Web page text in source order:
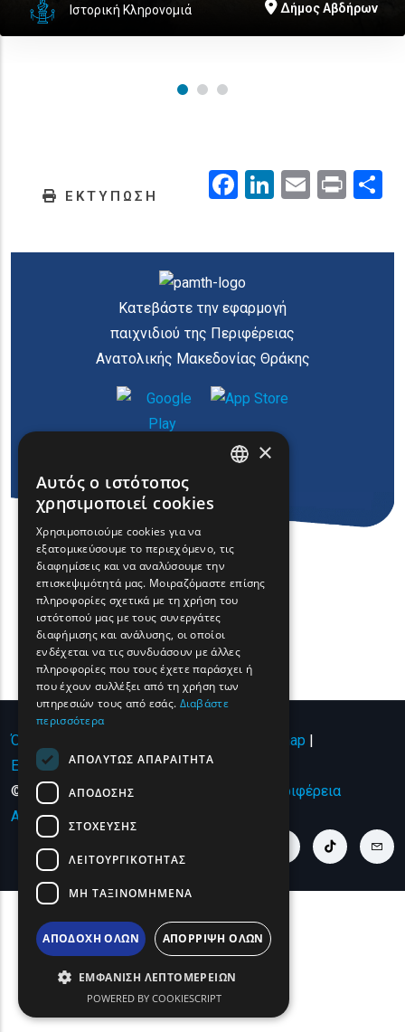
Ιστορική Κληρονομιά Δήμος Αβδήρων
ΕΚΤΥΠΩΣΗ Facebook
LinkedIn
EmailPrint
Κατεβάστε την εφαρμογή
παιχνιδιού της Περιφέρειας
Ανατολικής Μακεδονίας Θράκης
Όροι χρήσης | Πολιτική Απορρήτου Sitemap
Επικοινωνία
© Copyright 2024 - All Rights Reserved
Περιφέρεια
Ανατολικής Μακεδονίας και Θράκης
linkedin linkinstagram link
tiktok link
FRENCH
BULGARIAN
ROMANIAN
TURKISH
×
Αυτός ο ιστότοπος
χρησιμοποιεί cookies
Χρησιμοποιούμε cookies για να
εξατομικεύσουμε το περιεχόμενο, τις
διαφημίσεις και να αναλύσουμε την
επισκεψιμότητά μας. Μοιραζόμαστε επίσης
πληροφορίες σχετικά με τη χρήση του
ιστότοπού μας με τους συνεργάτες
διαφήμισης και ανάλυσης, οι οποίοι
ενδέχεται να τις συνδυάσουν με άλλες
πληροφορίες που τους έχετε παράσχει ή
που έχουν συλλέξει από τη χρήση των
υπηρεσιών τους από εσάς. Διαβάστε
περισσότερα
ΑΠΟΛΎΤΩΣ ΑΠΑΡΑΊΤΗΤΑ
ΑΠΌΔΟΣΗΣ
ΣΤΌΧΕΥΣΗΣ
ΛΕΙΤΟΥΡΓΙΚΌΤΗΤΑΣ
ΜΗ ΤΑΞΙΝΟΜΗΜΈΝΑ
ΑΠΟΔΟΧΉ ΌΛΩΝ ΑΠΌΡΡΙΨΗ ΌΛΩΝ
ΕΜΦΆΝΙΣΗ ΛΕΠΤΟΜΕΡΕΙΏΝ
POWERED BY COOKIESCRIPT